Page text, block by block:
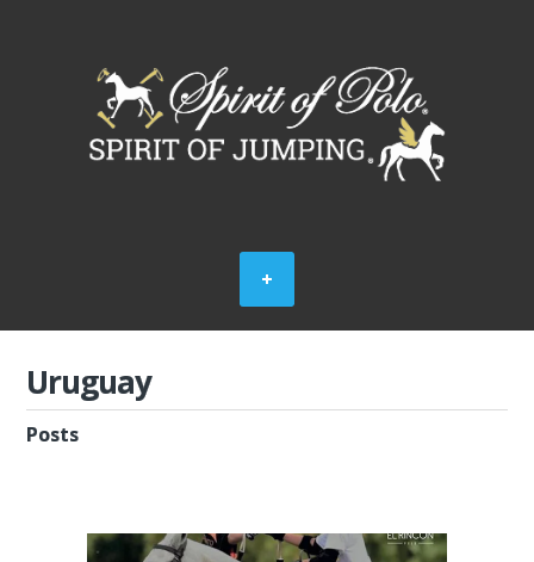
Uruguay
Posts